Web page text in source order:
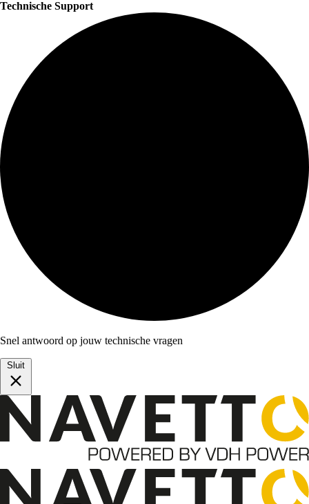
Technische Support
Snel antwoord op jouw technische vragen
Sluit